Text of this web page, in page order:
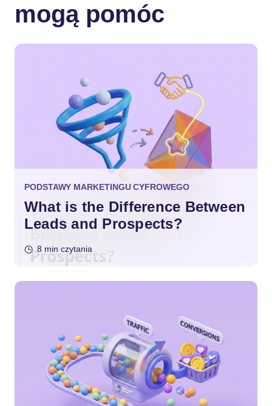
mogą pomóc
PODSTAWY MARKETINGU CYFROWEGO
What is the Difference Between
Leads and Prospects?
8 min czytania